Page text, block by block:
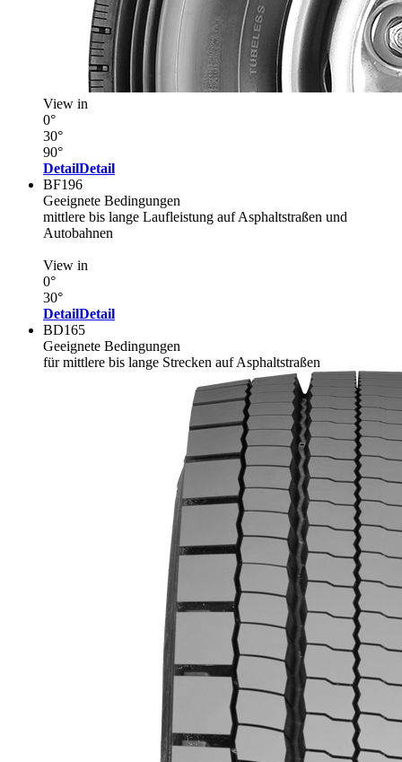
View in
0°
30°
90°
DetailDetail
BF196
Geeignete Bedingungen
mittlere bis lange Laufleistung auf Asphaltstraßen und
Autobahnen
View in
0°
30°
DetailDetail
BD165
Geeignete Bedingungen
für mittlere bis lange Strecken auf Asphaltstraßen